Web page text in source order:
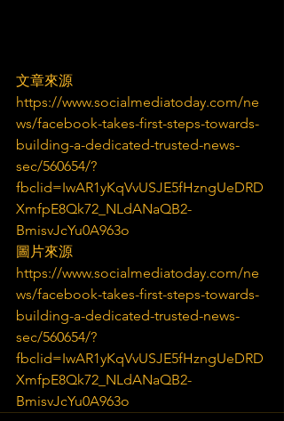
文章來源
https://www.socialmediatoday.com/ne
ws/facebook-takes-first-steps-towards-
building-a-dedicated-trusted-news-
sec/560654/?
fbclid=IwAR1yKqVvUSJE5fHzngUeDRD
XmfpE8Qk72_NLdANaQB2-
BmisvJcYu0A963o
圖片來源
https://www.socialmediatoday.com/ne
ws/facebook-takes-first-steps-towards-
building-a-dedicated-trusted-news-
sec/560654/?
fbclid=IwAR1yKqVvUSJE5fHzngUeDRD
XmfpE8Qk72_NLdANaQB2-
BmisvJcYu0A963o